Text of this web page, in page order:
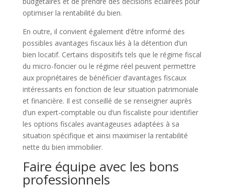
optimiser la rentabilité du bien.
En outre, il convient également d’être informé des
possibles avantages fiscaux liés à la détention d’un
bien locatif. Certains dispositifs tels que le régime fiscal
du micro-foncier ou le régime réel peuvent permettre
aux propriétaires de bénéficier d’avantages fiscaux
intéressants en fonction de leur situation patrimoniale
et financière. Il est conseillé de se renseigner auprès
d’un expert-comptable ou d’un fiscaliste pour identifier
les options fiscales avantageuses adaptées à sa
situation spécifique et ainsi maximiser la rentabilité
nette du bien immobilier.
Faire équipe avec les bons
professionnels